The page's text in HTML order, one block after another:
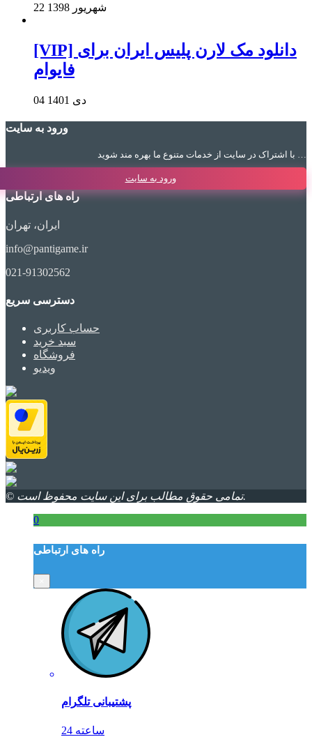
22 شهریور 1398
[VIP] دانلود مک لارن پلیس ایران برای
فایوام
04 دی 1401
ورود به سایت
با اشتراک در سایت از خدمات متنوع ما بهره مند شوید …
ورود به سایت
راه های ارتباطی
ایران، تهران
info@pantigame.ir
021-91302562
دسترسی سریع
حساب کاربری
سبد خرید
فروشگاه
ویدیو
© تمامی حقوق مطالب برای این سایت محفوظ است.
0
راه های ارتباطی
پشتیبانی تلگرام
24 ساعته